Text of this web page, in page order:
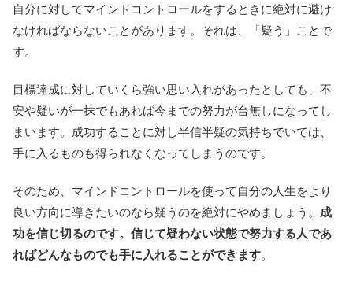
自分に対してマインドコントロールをするときに絶対に避け
なければならないことがあります。それは、「疑う」ことで
す。
目標達成に対していくら強い思い入れがあったとしても、不
安や疑いが一抹でもあれば今までの努力が台無しになってし
まいます。成功することに対し半信半疑の気持ちでいては、
手に入るものも得られなくなってしまうのです。
そのため、マインドコントロールを使って自分の人生をより
良い方向に導きたいのなら疑うのを絶対にやめましょう。 成
功を信じ切るのです。信じて疑わない状態で努力する人であ
ればどんなものでも手に入れることができます。